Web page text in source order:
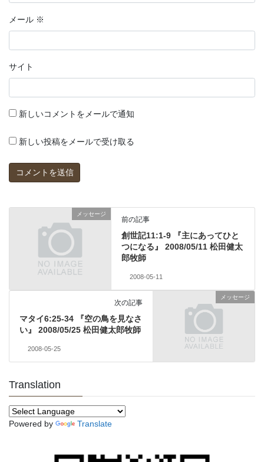
メール ※
サイト
新しいコメントをメールで通知
新しい投稿をメールで受け取る
メッセージ
前の記事
創世記11:1-9 『主にあってひと
つになる』 2008/05/11 松田健太
郎牧師
2008-05-11
メッセージ
次の記事
マタイ6:25-34 『空の鳥を見なさ
い』 2008/05/25 松田健太郎牧師
2008-05-25
Translation
Powered by Translate